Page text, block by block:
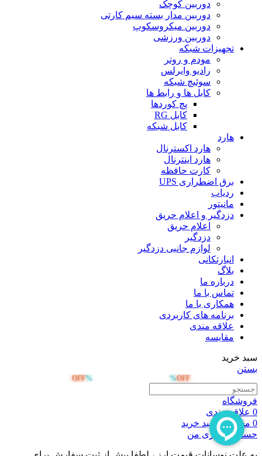
دوربین کوچک
دوربین مدار بسته سیم کارتی
دوربین میکروسکوپ
دوربین ورزشی
تجهیزات شبکه
مودم و روتر
رادیو وایرلس
سوئیچ شبکه
کابل ها و رابط ها
پچ کوردها
کابل RG
کابل شبکه
هارد
هارد اکسترنال
هارد اینترنال
کارت حافظه
برق اضطراری UPS
ردیاب
مانیتور
دزدگیر و اعلام حریق
اعلام حریق
دزدگیر
لوازم جانبی دزدگیر
انبارتکانی
بلاگ
درباره ما
تماس با ما
همکاری با ما
برنامه های کاربردی
علاقه مندی
مقایسه
سبد خرید
بستن
OFF
%
%
OFF
فروشگاه
0 علاقه مندی
0 محصول
سبد خرید
حساب کاربری من